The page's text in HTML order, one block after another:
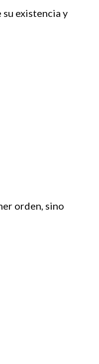
su existencia y
orden, sino